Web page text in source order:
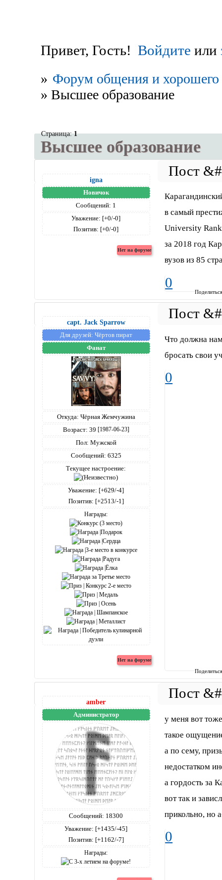
Привет, Гость! Войдите или
» Форум общения и хорошего
» Высшее образование
Высшее образование
Страница:1
igna
Новичок
Сообщений: 1
Уважение: [+0/-0]
Позитив: [+0/-0]
в самый
University
за 2018 год
вузов из 85
0
capt. Jack Sparrow
Для друзей: Чёртов пират
Фанат
Откуда: Чёрная Жемчужина
Возраст: 39 [1987-06-23]
Пол: Мужской
Сообщений: 6325
Текущее настроение:
Уважение: [+629/-4]
Позитив: [+2513/-1]
Награды:
Что должна
бросать свои
0
amber
Администратор
Сообщений: 18300
Уважение: [+1435/-45]
Позитив: [+1162/-7]
Награды:
у меня вот
такое
а по сему,
недостатком
а гордость за
вот так и
прикольно, но
0